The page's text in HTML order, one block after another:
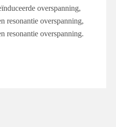
overspanning,
resonantie overspanning,
resonantie overspanning.